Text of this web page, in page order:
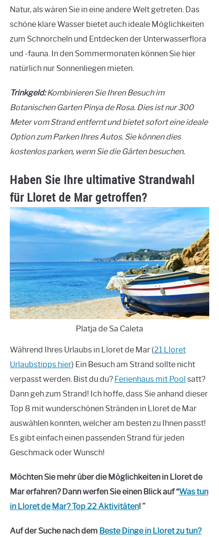
Natur, als wären Sie in eine andere Welt getreten. Das
schöne klare Wasser bietet auch ideale Möglichkeiten
zum Schnorcheln und Entdecken der Unterwasserflora
und -fauna. In den Sommermonaten können Sie hier
natürlich nur Sonnenliegen mieten.
Trinkgeld:Kombinieren Sie Ihren Besuch im
Botanischen Garten Pinya de Rosa. Dies ist nur 300
Meter vom Strand entfernt und bietet sofort eine ideale
Option zum Parken Ihres Autos. Sie können dies
kostenlos parken, wenn Sie die Gärten besuchen.
Haben Sie Ihre ultimative Strandwahl
für Lloret de Mar getroffen?
Platja de Sa Caleta
Während Ihres Urlaubs in Lloret de Mar (21 Lloret
Urlaubstipps hier) Ein Besuch am Strand sollte nicht
verpasst werden. Bist du du? Ferienhaus mit Pool satt?
Dann geh zum Strand! Ich hoffe, dass Sie anhand dieser
Top 8 mit wunderschönen Stränden in Lloret de Mar
auswählen konnten, welcher am besten zu Ihnen passt!
Es gibt einfach einen passenden Strand für jeden
Geschmack oder Wunsch!
Möchten Sie mehr über die Möglichkeiten in Lloret de
Mar erfahren? Dann werfen Sie einen Blick auf “Was tun
in Lloret de Mar? Top 22 Aktivitäten! ”
Auf der Suche nach dem Beste Dinge in Lloret zu tun?